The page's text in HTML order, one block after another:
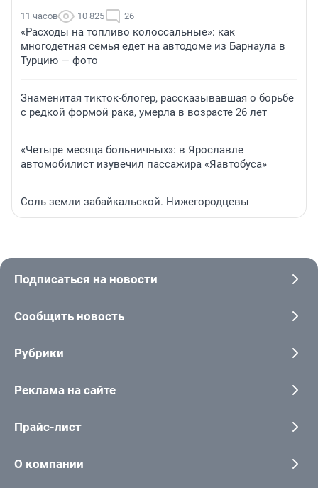
11 часов 10 825 26
«Расходы на топливо колоссальные»: как
многодетная семья едет на автодоме из Барнаула в
Турцию — фото
Знаменитая тикток-блогер, рассказывавшая о борьбе
с редкой формой рака, умерла в возрасте 26 лет
«Четыре месяца больничных»: в Ярославле
автомобилист изувечил пассажира «Яавтобуса»
Соль земли забайкальской. Нижегородцевы
Подписаться на новости
Сообщить новость
Рубрики
Реклама на сайте
Прайс-лист
О компании